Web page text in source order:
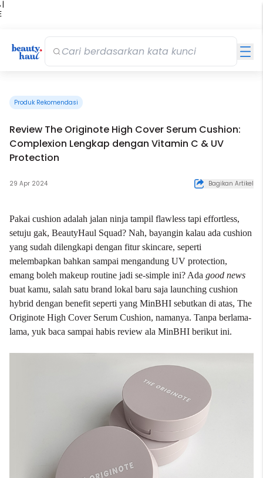
|
Produk Rekomendasi
Review The Originote High Cover Serum Cushion:
Complexion Lengkap dengan Vitamin C & UV
Protection
29 Apr 2024 Bagikan Artikel
Pakai cushion adalah jalan ninja tampil flawless tapi effortless,
setuju gak, BeautyHaul Squad? Nah, bayangin kalau ada cushion
yang sudah dilengkapi dengan fitur skincare, seperti
melembapkan bahkan sampai mengandung UV protection,
emang boleh makeup routine jadi se-simple ini? Ada good news
buat kamu, salah satu brand lokal baru saja launching cushion
hybrid dengan benefit seperti yang MinBHI sebutkan di atas, The
Originote High Cover Serum Cushion, namanya. Tanpa berlama-
lama, yuk baca sampai habis review ala MinBHI berikut ini.